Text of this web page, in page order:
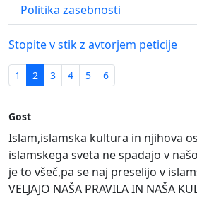
Politika zasebnosti
Stopite v stik z avtorjem peticije
1 2 3 4 5 6
Gost
Islam,islamska kultura in njihova
islamskega sveta ne spadajo v
je to všeč,pa se naj preselijo v
VELJAJO NAŠA PRAVILA IN NAŠA